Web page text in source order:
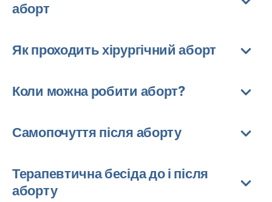
аборт
Як проходить хірургічний аборт
Коли можна робити аборт?
Самопочуття після аборту
Терапевтична бесіда до і після
аборту